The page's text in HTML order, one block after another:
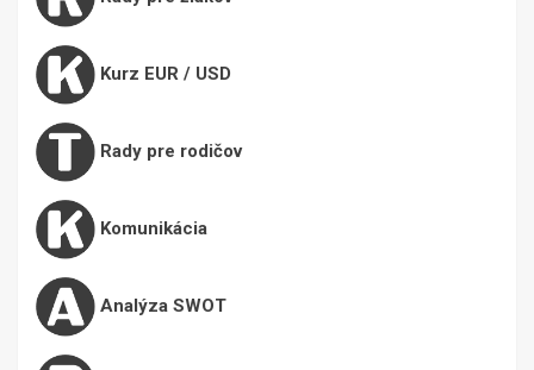
Kurz EUR / USD
Rady pre rodičov
Komunikácia
Analýza SWOT